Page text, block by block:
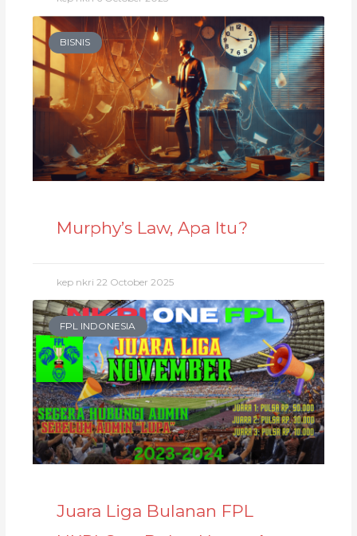
BISNIS
Murphy’s Law, Apa Itu?
kep nkri 22 October 2025
FPL INDONESIA
Juara Liga Bulanan FPL